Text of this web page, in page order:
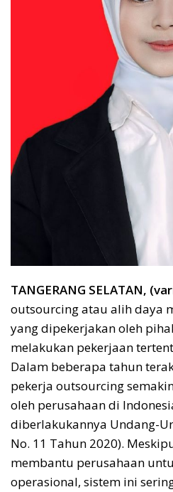
TANGERANG SELATAN,
outsourcing atau alih daya
yang dipekerjakan oleh
melakukan pekerjaan
Dalam beberapa tahun
pekerja outsourcing
oleh perusahaan di
diberlakukannya Undang-
No. 11 Tahun 2020).
membantu perusahaan
operasional, sistem ini